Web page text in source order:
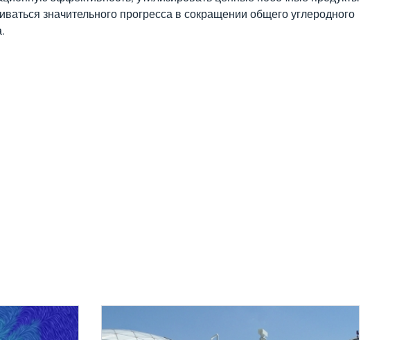
значительного прогресса в сокращении общего углеродного